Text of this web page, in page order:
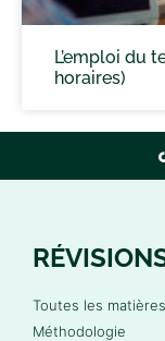
L’emploi du
horaires)
Toutes les matières
Méthodologie